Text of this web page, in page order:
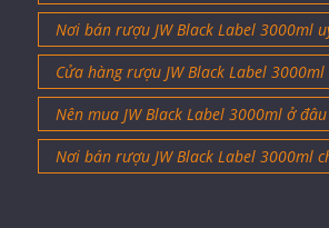
Nơi bán rượu JW Black Label 3000ml
Cửa hàng rượu JW Black Label 3000ml
Nên mua JW Black Label 3000ml ở
Nơi bán rượu JW Black Label 3000ml